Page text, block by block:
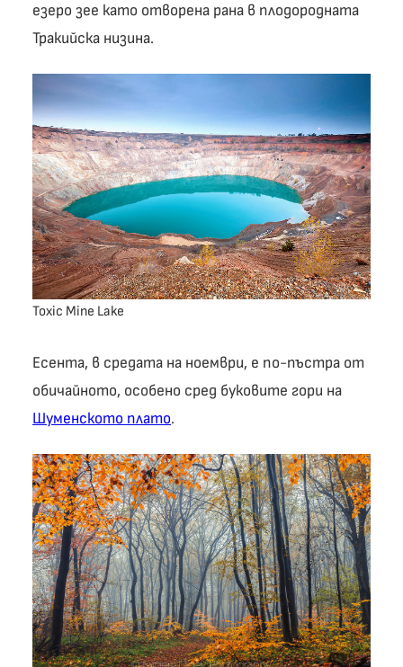
езеро зее като отворена рана в плодородната
Тракийска низина.
Toxic Mine Lake
Есента, в средата на ноември, е по-пъстра от
обичайното, особено сред буковите гори на
Шуменското плато.